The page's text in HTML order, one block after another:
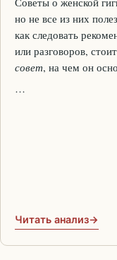
но не все из них
как следовать
или разговоров,
совет, на чем он
…
Читать анализ